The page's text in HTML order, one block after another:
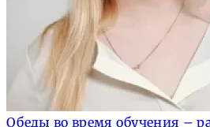
Обеды во время обучения –